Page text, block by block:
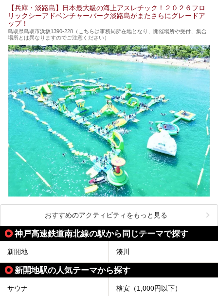
【兵庫・淡路島】日本最大級の海上アスレチック！２０２６フロ
リックシーアドベンチャーパーク淡路島がまたさらにグレードア
ップ！
鳥取県鳥取市浜坂1390‐228（こちらは事務局所在地となり、開催場所や受付、集合
場所とは異なりますのでご注意ください）
おすすめのアクティビティをもっと見る
神戸高速鉄道南北線の駅から同じテーマで探す
新開地 湊川
新開地駅の人気テーマから探す
サウナ 格安（1,000円以下）